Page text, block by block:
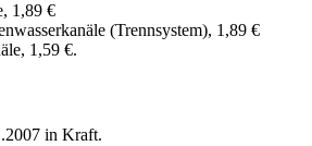
1,89 €
(Trennsystem), 1,89 €
1,59 €.
in Kraft.